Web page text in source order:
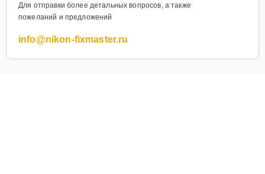
Для отправки более детальных вопросов, а также
пожеланий и предложений
info@nikon-fixmaster.ru